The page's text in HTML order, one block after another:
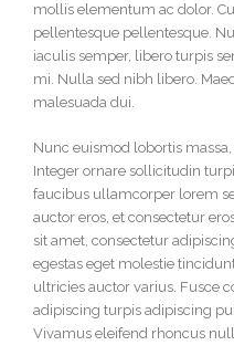
mollis elementum ac dolor.
pellentesque pellentesque.
iaculis semper, libero turpis
mi. Nulla sed nibh libero.
malesuada dui.
Nunc euismod lobortis
Integer ornare sollicitudin
faucibus ullamcorper lorem
auctor eros, et consectetur
sit amet, consectetur
egestas eget molestie
ultricies auctor varius. Fusce
adipiscing turpis adipiscing
Vivamus eleifend rhoncus